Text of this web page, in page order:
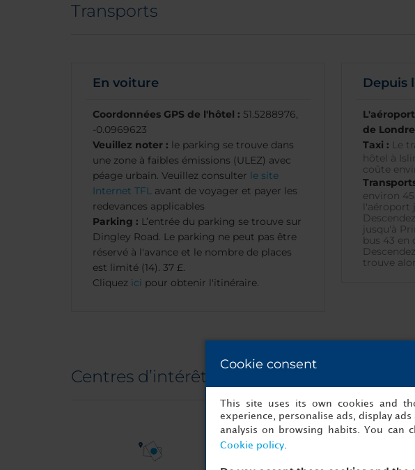
Transports
En voiture
Coordonnées GPS de l'hôtel : 51.5288976,
-0.0969623
Veuillez noter : le parking se trouve dans
une zone à faibles émissions (ULEZ) avec
péage urbain. Veuillez consulter le site
Internet TFL avant de voyager et payer les
redevances applicables
Parking : L’entrée du parking se trouve sur
Dingley Road. Le parking ne peut pas être
réservé à l'avance et le nombre de places
est limité (14). 37 £.
Cliquez ici pour obtenir l'itinéraire.
Depuis
de
Taxi : Le
hôtel à
coûte
environ
l'aéroport
jusqu'à
bus 43 en
trouve
Centres d’intérêt
Cookie consent
This site uses its own cookies and
experience, personalise ads, display
analysis on browsing habits. You can
Cookie policy.